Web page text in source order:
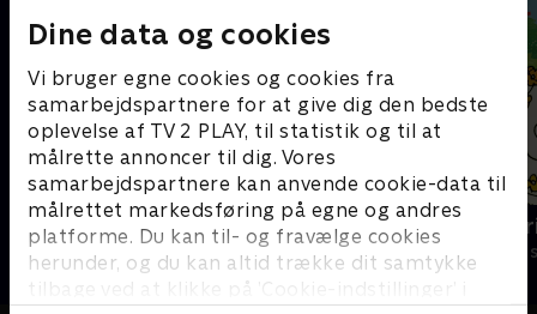
Dine data og cookies
Vi bruger egne cookies og cookies fra
samarbejdspartnere for at give dig den bedste
oplevelse af TV 2 PLAY, til statistik og til at
målrette annoncer til dig. Vores
samarbejdspartnere kan anvende cookie-data til
målrettet markedsføring på egne og andres
platforme. Du kan til- og fravælge cookies
herunder, og du kan altid trække dit samtykke
tilbage ved at klikke på ’Cookie-indstillinger’ i
Nuts Nuts Nuts
Børneserier • 1 sæsoner
Mira og
Børneserier •